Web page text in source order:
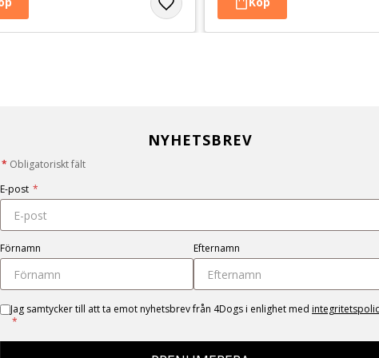
NYHETSBREV
* Obligatoriskt fält
E-post *
Förnamn Efternamn
Jag samtycker till att ta emot nyhetsbrev från 4Dogs i enlighet med
*